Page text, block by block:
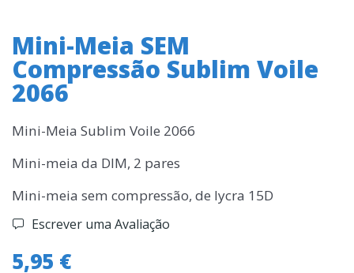
Mini-Meia SEM
Compressão Sublim Voile
2066
Mini-Meia Sublim Voile 2066
Mini-meia da DIM, 2 pares
Mini-meia sem compressão, de lycra 15D
Escrever uma Avaliação
5,95 €